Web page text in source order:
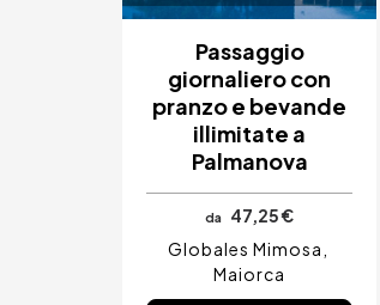
Passaggio
giornaliero con
pranzo e bevande
illimitate a
Palmanova
da
47,25 €
Globales Mimosa
Maiorca